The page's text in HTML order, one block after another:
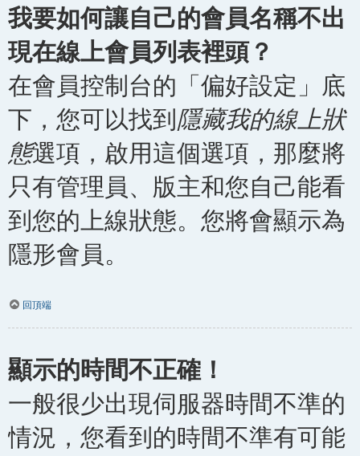
我要如何讓自己的會員名稱不出
現在線上會員列表裡頭？
在會員控制台的「偏好設定」底
下，您可以找到 隱藏我的線上狀
態選項，啟用這個選項，那麼將
只有管理員、版主和您自己能看
到您的上線狀態。您將會顯示為
隱形會員。
回頂端
顯示的時間不正確！
一般很少出現伺服器時間不準的
情況，您看到的時間不準有可能